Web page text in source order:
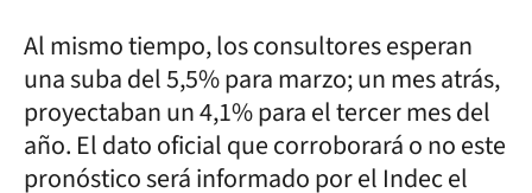
Al mismo tiempo, los consultores esperan
una suba del 5,5% para marzo; un mes atrás,
proyectaban un 4,1% para el tercer mes del
año. El dato oficial que corroborará o no este
pronóstico será informado por el Indec el